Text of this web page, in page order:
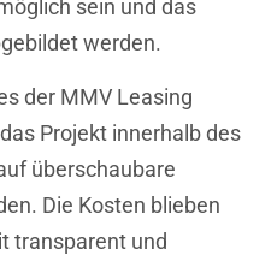
sein und das
werden.
der MMV Leasing
Projekt innerhalb des
überschaubare
Die Kosten blieben
transparent und